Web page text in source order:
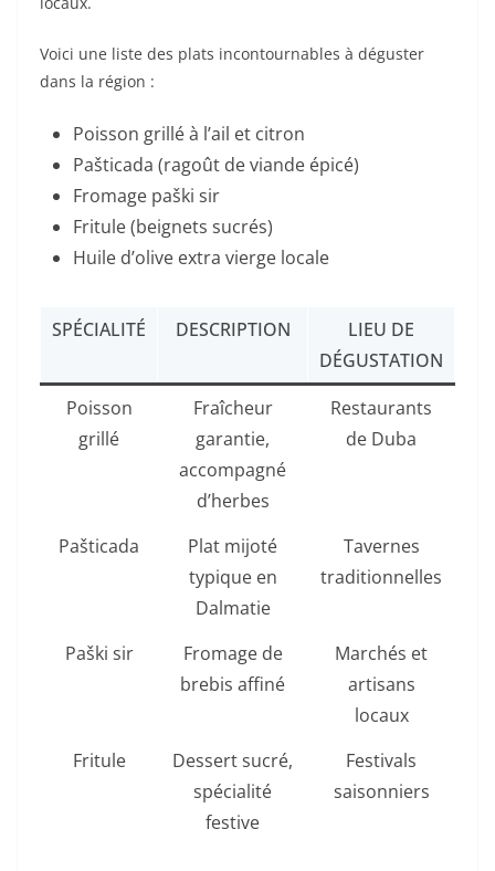
Voici une liste des plats incontournables à déguster
dans la région :
Poisson grillé à l’ail et citron
Pašticada (ragoût de viande épicé)
Fromage paški sir
Fritule (beignets sucrés)
Huile d’olive extra vierge locale
SPÉCIALITÉ DESCRIPTION
LIEU DE
DÉGUSTATION
Poisson
grillé
Fraîcheur
garantie,
accompagné
d’herbes
Restaurants
de Duba
Pašticada
Plat mijoté
typique en
Dalmatie
Tavernes
traditionnelles
Paški sir
Fromage de
brebis affiné
Marchés et
artisans
locaux
Fritule
Dessert sucré,
spécialité
festive
Festivals
saisonniers